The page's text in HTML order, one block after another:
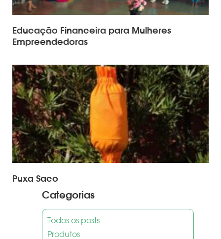
Educação Financeira para Mulheres
Empreendedoras
Puxa Saco
Categorias
Todos os posts
Produtos